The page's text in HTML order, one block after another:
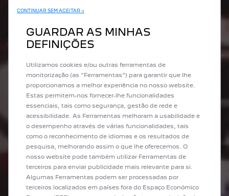
CONTINUAR SEM ACEITAR →
GUARDAR AS MINHAS
DEFINIÇÕES
Utilizamos cookies e/ou outras ferramentas de
monitorização (as “Ferramentas”) para garantir que lhe
proporcionamos a melhor experiência no nosso website.
Estas permitem-nos fornecer-lhe funcionalidades
essenciais, tais como segurança, gestão de rede e
acessibilidade. As Ferramentas melhoram a usabilidade e
o desempenho através de várias funcionalidades, tais
como o reconhecimento de idiomas e os resultados de
pesquisa, melhorando assim o que lhe oferecemos. O
nosso website pode também utilizar Ferramentas de
terceiros para enviar publicidade mais relevante para si.
Algumas Ferramentas podem ser processadas por
terceiros localizados em países fora do Espaço Económico